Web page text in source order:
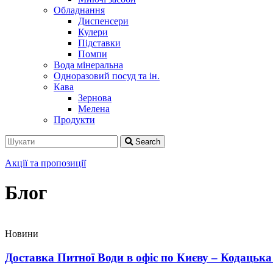
Обладнання
Диспенсери
Кулери
Підставки
Помпи
Вода мінеральна
Одноразовий посуд та ін.
Кава
Зернова
Мелена
Продукти
Search
Акції та пропозиції
Блог
Новини
Доставка Питної Води в офіс по Києву –